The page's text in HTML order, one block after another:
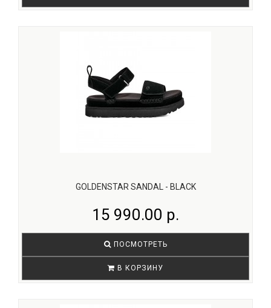
GOLDENSTAR SANDAL - BLACK
15 990.00 р.
ПОСМОТРЕТЬ
В КОРЗИНУ